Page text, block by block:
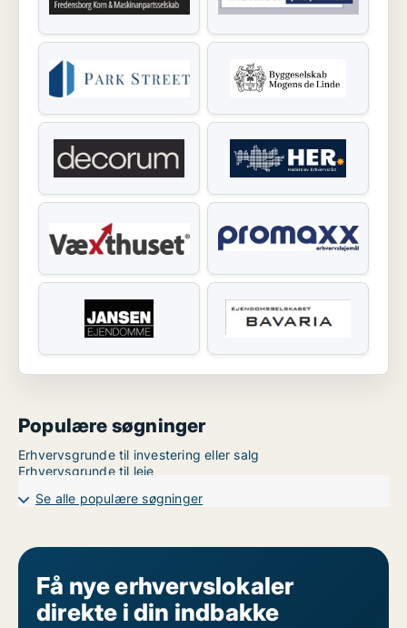
Populære søgninger
Erhvervsgrunde til investering eller salg
Erhvervsgrunde til leje
Se alle populære søgninger
Få nye erhvervslokaler
direkte i din indbakke